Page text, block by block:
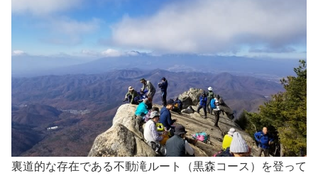
裏道的な存在である不動滝ルート（黒森コース）を登って